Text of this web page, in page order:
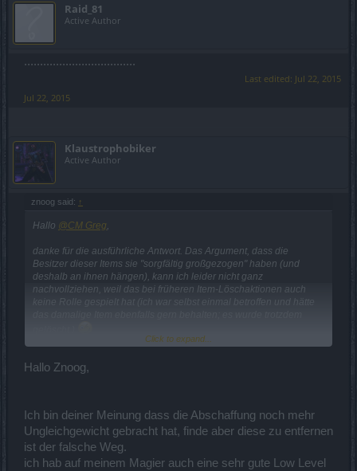
Raid_81
Active Author
...................................
Last edited: Jul 22, 2015
Jul 22, 2015
Klaustrophobiker
Active Author
znoog said: ↑
Hallo @CM Greg,
danke für die ausführliche Antwort. Das Argument, dass die
Besitzer dieser Items sie "sorgfältig großgezogen" haben (und
deshalb an ihnen hängen), kann ich leider nicht ganz
nachvollziehen, weil das bei früheren Item-Löschaktionen auch
keine Rolle gespielt hat (ich war selbst einmal betroffen und hätte
zukünftig die Chance haben, Items mit vergleichbaren (oder
groß wäre.
Ich werde also gespannt Release 156 abwarten und mich dann
ggf. noch einmal melden.
Click to expand...
Hallo Znoog,
Ich bin deiner Meinung dass die Abschaffung noch mehr
Ungleichgewicht gebracht hat, finde aber diese zu entfernen
ist der falsche Weg.
ich hab auf meinem Magier auch eine sehr gute Low Level